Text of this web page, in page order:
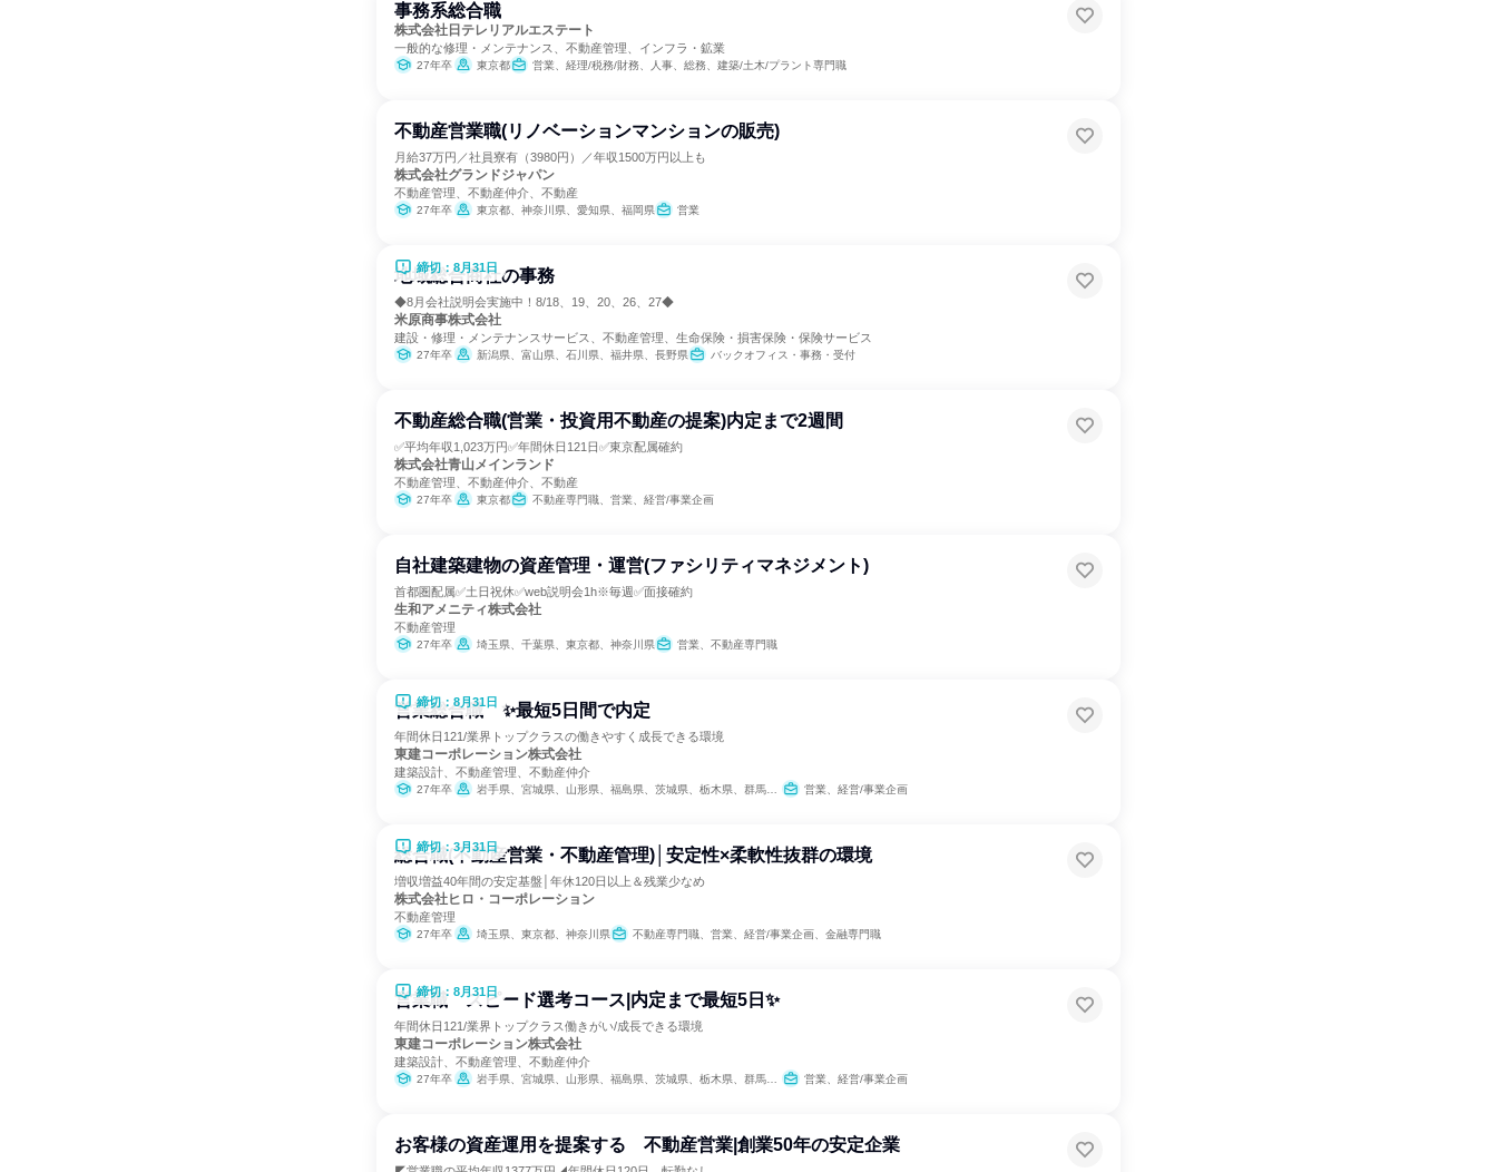
事務系総合職
株式会社日テレリアルエステート
一般的な修理・メンテナンス、不動産管理、インフラ・鉱業
27年卒 東京都 営業、経理/税務/財務、人事、総務、建築/土木/プラント専門職
不動産営業職(リノベーションマンションの販売)
月給37万円／社員寮有（3980円）／年収1500万円以上も
株式会社グランドジャパン
不動産管理、不動産仲介、不動産
27年卒 東京都、神奈川県、愛知県、福岡県 営業
締切：8月31日
地域総合商社の事務
◆8月会社説明会実施中！8/18、19、20、26、27◆
米原商事株式会社
建設・修理・メンテナンスサービス、不動産管理、生命保険・損害保険・保険サービス
27年卒 新潟県、富山県、石川県、福井県、長野県 バックオフィス・事務・受付
不動産総合職(営業・投資用不動産の提案)内定まで2週間
✅平均年収1,023万円✅年間休日121日✅東京配属確約
株式会社青山メインランド
不動産管理、不動産仲介、不動産
27年卒 東京都 不動産専門職、営業、経営/事業企画
自社建築建物の資産管理・運営(ファシリティマネジメント)
首都圏配属✅土日祝休✅web説明会1h※毎週✅面接確約
生和アメニティ株式会社
不動産管理
27年卒 埼玉県、千葉県、東京都、神奈川県 営業、不動産専門職
締切：8月31日
営業総合職 ✨最短5日間で内定
年間休日121/業界トップクラスの働きやすく成長できる環境
東建コーポレーション株式会社
建築設計、不動産管理、不動産仲介
27年卒 岩手県、宮城県、山形県、福島県、茨城県、栃木県、群馬県、埼玉県、千葉県、東京都、神奈川県、新潟県、富山県、石川県、福井県、長野県、岐阜県、静岡県、愛知県、三重県、滋賀県、京都府、大阪府、兵庫県、奈良県、鳥取県、島根県、岡山県、広島県、山口県、愛媛県、高知県、福岡県、長崎県、熊本県、大分県、宮崎県、鹿児島県、沖縄県 営業、経営/事業企画
締切：3月31日
総合職(不動産営業・不動産管理)│安定性×柔軟性抜群の環境
増収増益40年間の安定基盤│年休120日以上＆残業少なめ
株式会社ヒロ・コーポレーション
不動産管理
27年卒 埼玉県、東京都、神奈川県 不動産専門職、営業、経営/事業企画、金融専門職
締切：8月31日
営業職 スピード選考コース|内定まで最短5日✨
年間休日121/業界トップクラス働きがい/成長できる環境
東建コーポレーション株式会社
建築設計、不動産管理、不動産仲介
27年卒 岩手県、宮城県、山形県、福島県、茨城県、栃木県、群馬県、埼玉県、千葉県、東京都、神奈川県、新潟県、富山県、石川県、福井県、長野県、岐阜県、静岡県、愛知県、三重県、滋賀県、京都府、大阪府、兵庫県、奈良県、鳥取県、島根県、岡山県、広島県、山口県、愛媛県、高知県、福岡県、長崎県、熊本県、大分県、宮崎県、鹿児島県、沖縄県 営業、経営/事業企画
お客様の資産運用を提案する 不動産営業|創業50年の安定企業